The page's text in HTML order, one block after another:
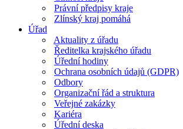
Právní předpisy kraje
Zlínský kraj pomáhá
Úřad
Aktuality z úřadu
Ředitelka krajského úřadu
Úřední hodiny
Ochrana osobních údajů (GDPR)
Odbory
Organizační řád a struktura
Veřejné zakázky
Kariéra
Úřední deska